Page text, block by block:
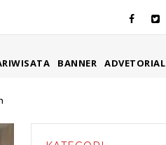
BANNER ADVETORIAL